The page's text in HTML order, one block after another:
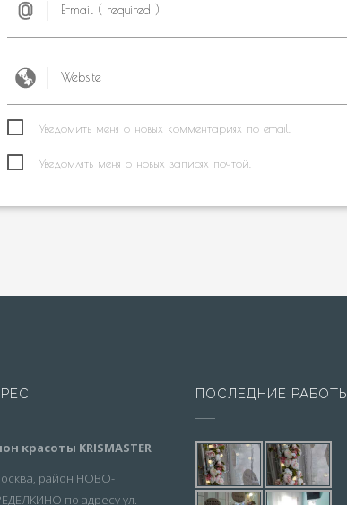
Уведомить меня о новых комментариях по email.
Уведомлять меня о новых записях почтой.
красоты KRISMASTER
район НОВО-
по адресу ул.
ПОСЛЕДНИЕ РАБОТЫ